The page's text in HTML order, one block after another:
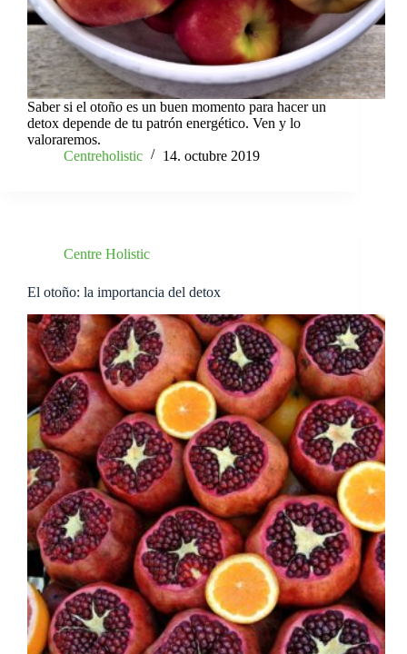
Saber si el otoño es un buen momento para hacer un
detox depende de tu patrón energético. Ven y lo
valoraremos.
Centreholistic
14. octubre 2019
Centre Holistic
El otoño: la importancia del detox